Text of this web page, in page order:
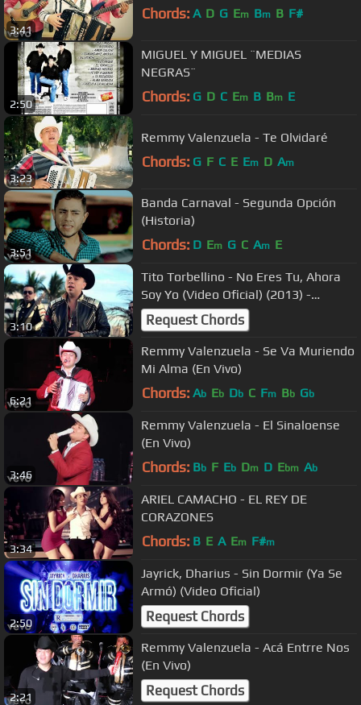
3:41
Chords: A D G Em Bm B F#
2:50
MIGUEL Y MIGUEL ¨MEDIAS
NEGRAS¨
Chords: G D C Em B Bm E
3:23
Remmy Valenzuela - Te Olvidaré
Chords: G F C E Em D Am
3:51
Banda Carnaval - Segunda Opción
(Historia)
Chords: D Em G C Am E
3:10
Tito Torbellino - No Eres Tu, Ahora
Soy Yo (Video Oficial) (2013) -
"Exclusivo"
Request Chords
6:21
Remmy Valenzuela - Se Va Muriendo
Mi Alma (En Vivo)
Chords: Ab Eb Db C Fm Bb Gb
3:46
Remmy Valenzuela - El Sinaloense
(En Vivo)
Chords: Bb F Eb Dm D Ebm Ab
3:34
ARIEL CAMACHO - EL REY DE
CORAZONES
Chords: B E A Em F#m
2:50
Jayrick, Dharius - Sin Dormir (Ya Se
Armó) (Video Oficial)
Request Chords
2:21
Remmy Valenzuela - Acá Entrre Nos
(En Vivo)
Request Chords